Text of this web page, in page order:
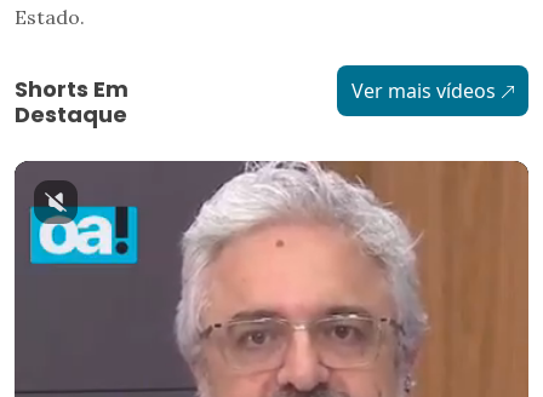
Estado.
Shorts Em
Destaque
Ver mais vídeos